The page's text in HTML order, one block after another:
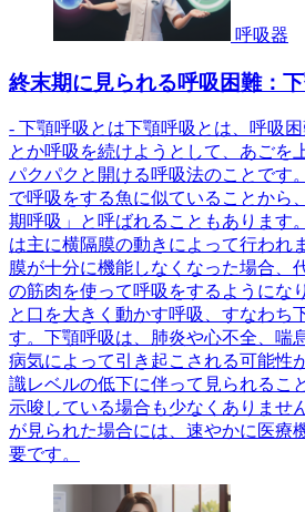
呼吸器
終末期に見られる呼吸困難：
- 下顎呼吸とは下顎呼吸とは、呼吸
とか呼吸を続けようとして、あごを
パクパクと開ける呼吸法のことです
で呼吸をする魚に似ていることから
期呼吸」と呼ばれることもあります
は主に横隔膜の動きによって行われ
膜が十分に機能しなくなった場合、
の筋肉を使って呼吸をするようにな
と口を大きく動かす呼吸、すなわち
す。下顎呼吸は、肺炎や心不全、喘
病気によって引き起こされる可能性
識レベルの低下に伴って見られるこ
示唆している場合も少なくありませ
が見られた場合には、速やかに医療
要です。